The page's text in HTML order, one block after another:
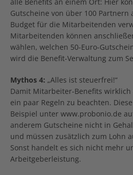
Gutscheine von über 100 Partnern
Budget für die Mitarbeitenden
Mitarbeitenden können
wählen, welchen 50-Euro-
wird die Benefit-Verwaltung zum
Mythos 4: „Alles ist steuerfrei!“
Damit Mitarbeiter-Benefits
ein paar Regeln zu beachten.
Beispiel unter www.probonio.de
anderem Gutscheine nicht in
und müssen zusätzlich zum Lohn
Sonst handelt es sich nicht mehr
Arbeitgeberleistung.